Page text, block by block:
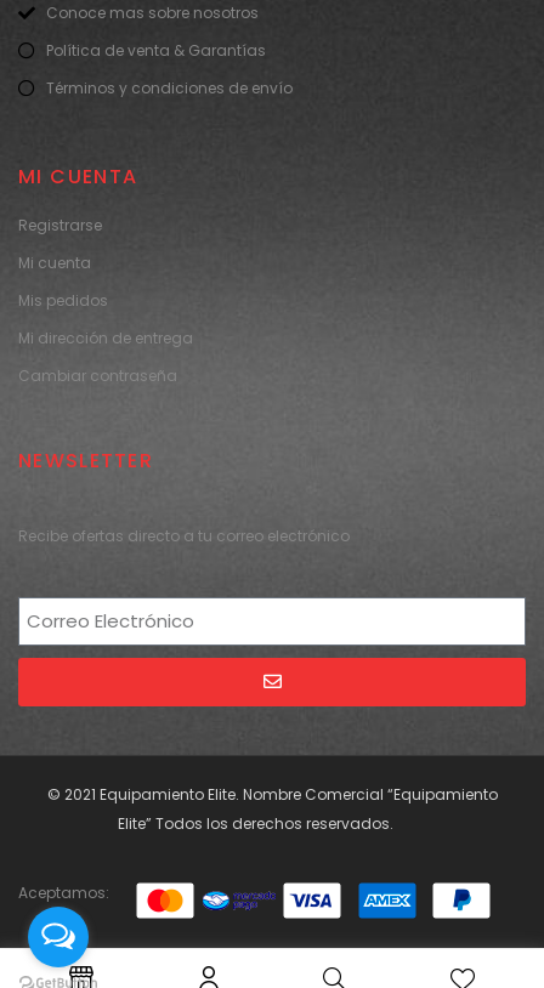
Conoce mas sobre nosotros
Política de venta & Garantías
Términos y condiciones de envío
MI CUENTA
Registrarse
Mi cuenta
Mis pedidos
Mi dirección de entrega
Cambiar contraseña
NEWSLETTER
Recibe ofertas directo a tu correo electrónico
© 2021 Equipamiento Elite. Nombre Comercial “Equipamiento
Elite” Todos los derechos reservados.
Aceptamos: